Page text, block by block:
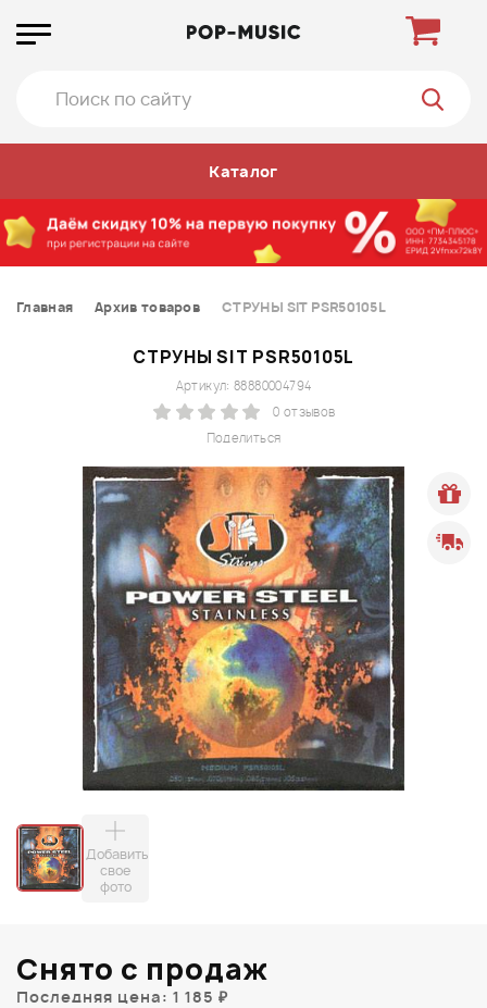
Каталог
Главная Архив товаров СТРУНЫ SIT PSR50105L
СТРУНЫ SIT PSR50105L
Поделиться
Артикул: 88880004794
0 отзывов
Добавить
свое
фото
Снято с продаж
Последняя цена: 1 185 ₽